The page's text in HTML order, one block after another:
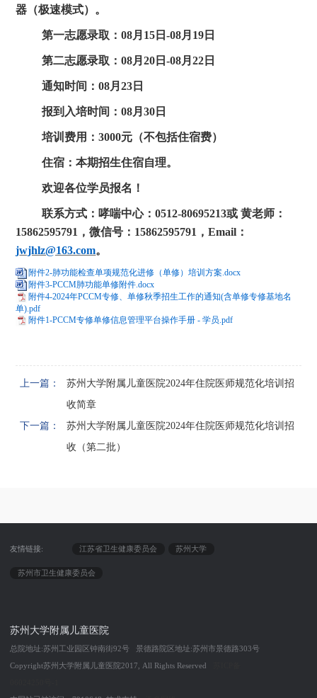
器（极速模式）。
第一志愿录取：08月 15 日-08月 19 日
第二志愿录取：08月20 日-08月22 日
通知时间 ：08月23 日
报到入培时间：08月30 日
培训费用：3000元（不包括住宿费）
住宿：本期招生住宿自理。
欢迎各位学员报名！
联系方式：哮喘中心：0512-80695213或 黄老师：
15862595791，微信号：15862595791，Email：
jwjhlz@163.com。
附件2-肺功能检查单项规范化进修（单修）培训方案.docx
附件3-PCCM肺功能单修附件.docx
附件4-2024年PCCM专修、单修秋季招生工作的通知(含单修专修基地名
单).pdf
附件1-PCCM专修单修信息管理平台操作手册 - 学员.pdf
上一篇：
苏州大学附属儿童医院2024年住院医师规范化培训招
收简章
下一篇：
苏州大学附属儿童医院2024年住院医师规范化培训招
收（第二批）
友情链接: 江苏省卫生健康委员会 苏州大学
苏州市卫生健康委员会
苏州大学附属儿童医院
总院地址:苏州工业园区钟南街92号 景德路院区地址:苏州市景德路303号
Copyright苏州大学附属儿童医院2017, All Rights Reserved